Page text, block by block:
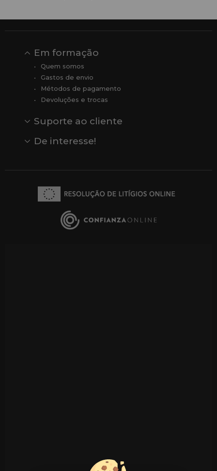
Em formação
Quem somos
Gastos de envio
Métodos de pagamento
Devoluções e trocas
Suporte ao cliente
Comentários
Comentários do Google
De interesse!